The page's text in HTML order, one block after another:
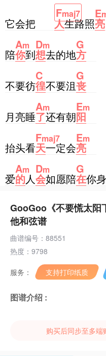
它会把
Fmaj7
人生路照
E
亮
陪
Am
你到
Dm
想去的地
G
方
不要彷
C
徨不要沮
G
丧
月亮睡
Am
了还有朝
Em
阳
抬头看
Fmaj7
天一定会
Em
亮
爱
Am
的人
Dm
会如愿陪
G
在你身
GooGoo《不要慌太阳
他和弦谱
曲谱编号：88551
热度：9798
服务： 支持打印纸质
图谱介绍 :
购买后同步至多